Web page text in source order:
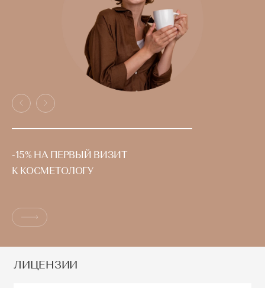
-15% НА ПЕРВЫЙ ВИЗИТ
К КОСМЕТОЛОГУ
ЛИЦЕНЗИИ